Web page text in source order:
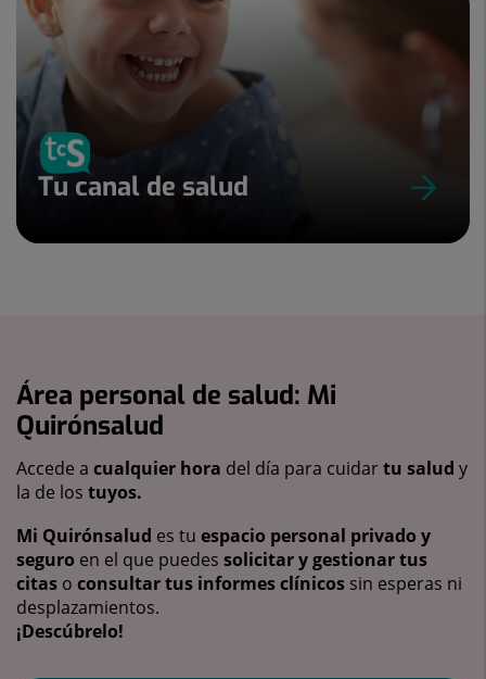
Tu canal de salud
Área personal de salud: Mi
Quirónsalud
Accede a cualquier hora del día para cuidartu salud y
la de los tuyos.
Mi Quirónsalud es tu espacio personal privado y
seguro en el que puedes solicitar y gestionar tus
citas o consultar tus informes clínicos sin esperas ni
desplazamientos.
¡Descúbrelo!